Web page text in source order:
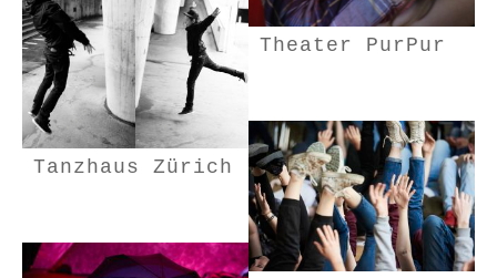
Theater PurPur
Tanzhaus Zürich